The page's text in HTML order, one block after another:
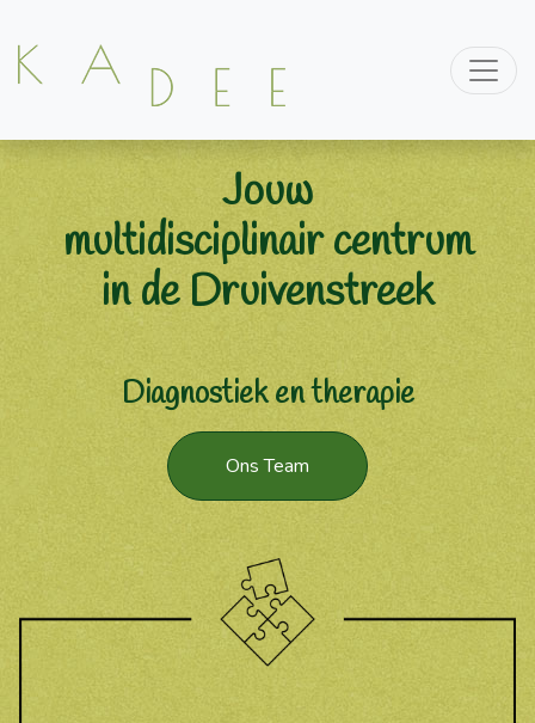
Jouw
multidisciplinair centrum
in de Druivenstreek
Diagnostiek en therapie
Ons Team